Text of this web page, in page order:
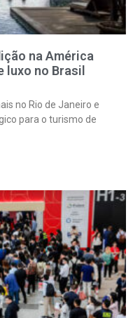
na América
luxo no Brasil
no Rio de Janeiro e
para o turismo de